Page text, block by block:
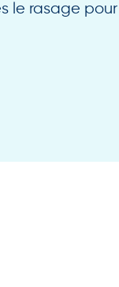
le rasage pour